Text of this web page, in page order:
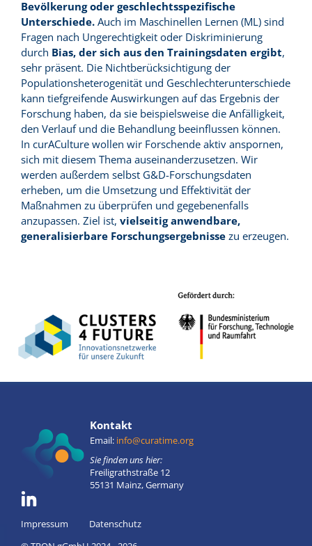
Bevölkerung oder geschlechtsspezifische
Unterschiede. Auch im Maschinellen Lernen (ML) sind
Fragen nach Ungerechtigkeit oder Diskriminierung
durch Bias, der sich aus den Trainingsdaten ergibt,
sehr präsent. Die Nichtberücksichtigung der
Populationsheterogenität und Geschlechterunterschiede
kann tiefgreifende Auswirkungen auf das Ergebnis der
Forschung haben, da sie beispielsweise die Anfälligkeit,
den Verlauf und die Behandlung beeinflussen können.
In curACulture wollen wir Forschende aktiv anspornen,
sich mit diesem Thema auseinanderzusetzen. Wir
werden außerdem selbst G&D-Forschungsdaten
erheben, um die Umsetzung und Effektivität der
Maßnahmen zu überprüfen und gegebenenfalls
anzupassen. Ziel ist, vielseitig anwendbare,
generalisierbare Forschungsergebnisse zu erzeugen.
Kontakt
Email: info@curatime.org
Sie finden uns hier:
Freiligrathstraße 12
55131 Mainz, Germany
Impressum
Datenschutz